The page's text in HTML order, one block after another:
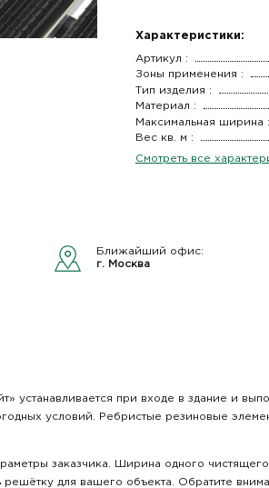
Характеристики:
Артикул :
Зоны применения :
Тип изделия :
Материал :
Максимальная ширина :
Вес кв. м :
Смотреть все
Ближайший офис:
г. Москва
устанавливается при входе в здание и
условий. Ребристые резиновые
заказчика. Ширина одного
для вашего объекта. Обратите